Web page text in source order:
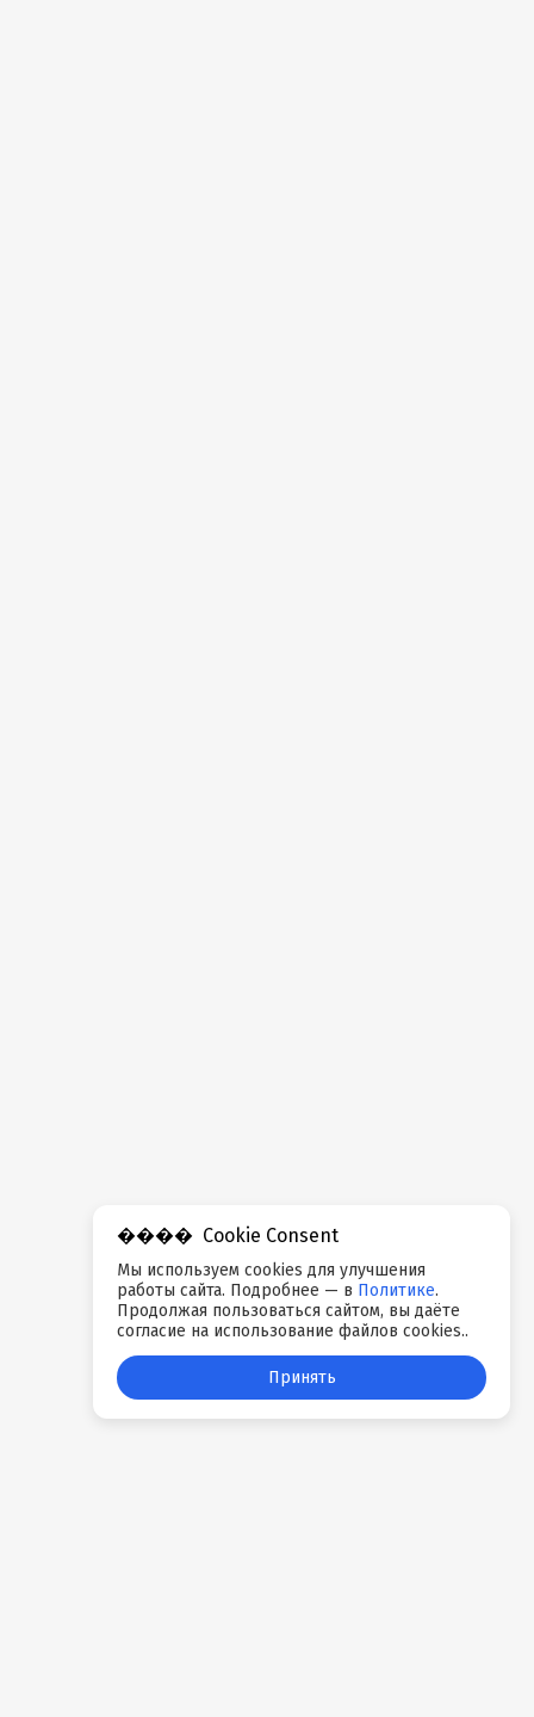
Cookie Consent
Мы используем cookies для улучшения
работы сайта. Подробнее — в Политике.
Продолжая пользоваться сайтом, вы даёте
согласие на использование файлов cookies..
Принять